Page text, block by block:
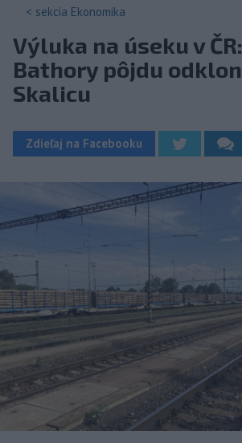
< sekcia Ekonomika
Výluka na úseku v
Bathory pôjdu
Skalicu
Zdieľaj na Facebooku